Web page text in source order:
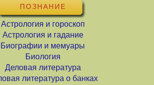
ПОЗНАНИЕ
Астрология и гороскоп
Астрология и гадание
Биографии и мемуары
Биология
Деловая литература
литература о банках